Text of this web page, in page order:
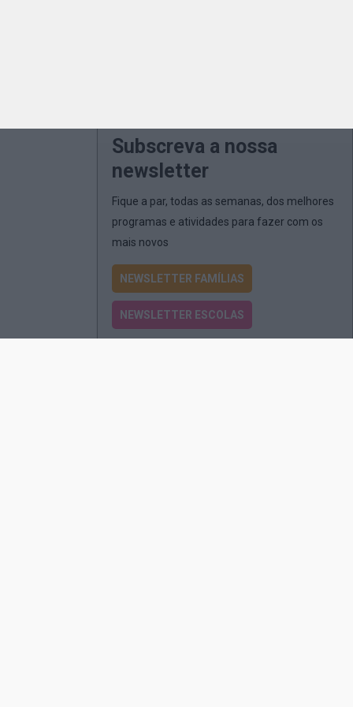
Subscreva a nossa
newsletter
Fique a par, todas as semanas, dos melhores
programas e atividades para fazer com os
mais novos
NEWSLETTER FAMÍLIAS
NEWSLETTER ESCOLAS